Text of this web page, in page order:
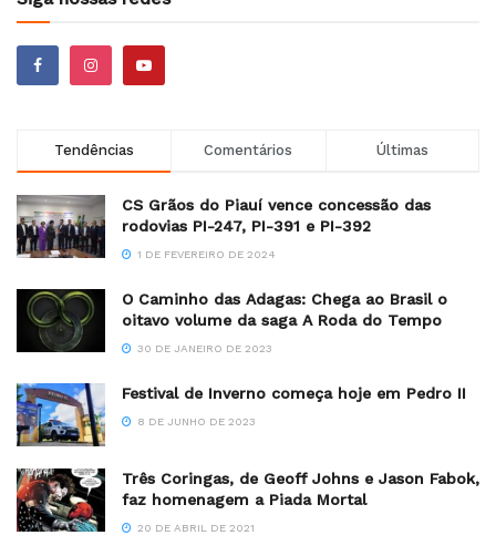
Tendências Comentários Últimas
CS Grãos do Piauí vence concessão das
rodovias PI-247, PI-391 e PI-392
1 DE FEVEREIRO DE 2024
O Caminho das Adagas: Chega ao Brasil o
oitavo volume da saga A Roda do Tempo
30 DE JANEIRO DE 2023
Festival de Inverno começa hoje em Pedro II
8 DE JUNHO DE 2023
Três Coringas, de Geoff Johns e Jason Fabok,
faz homenagem a Piada Mortal
20 DE ABRIL DE 2021